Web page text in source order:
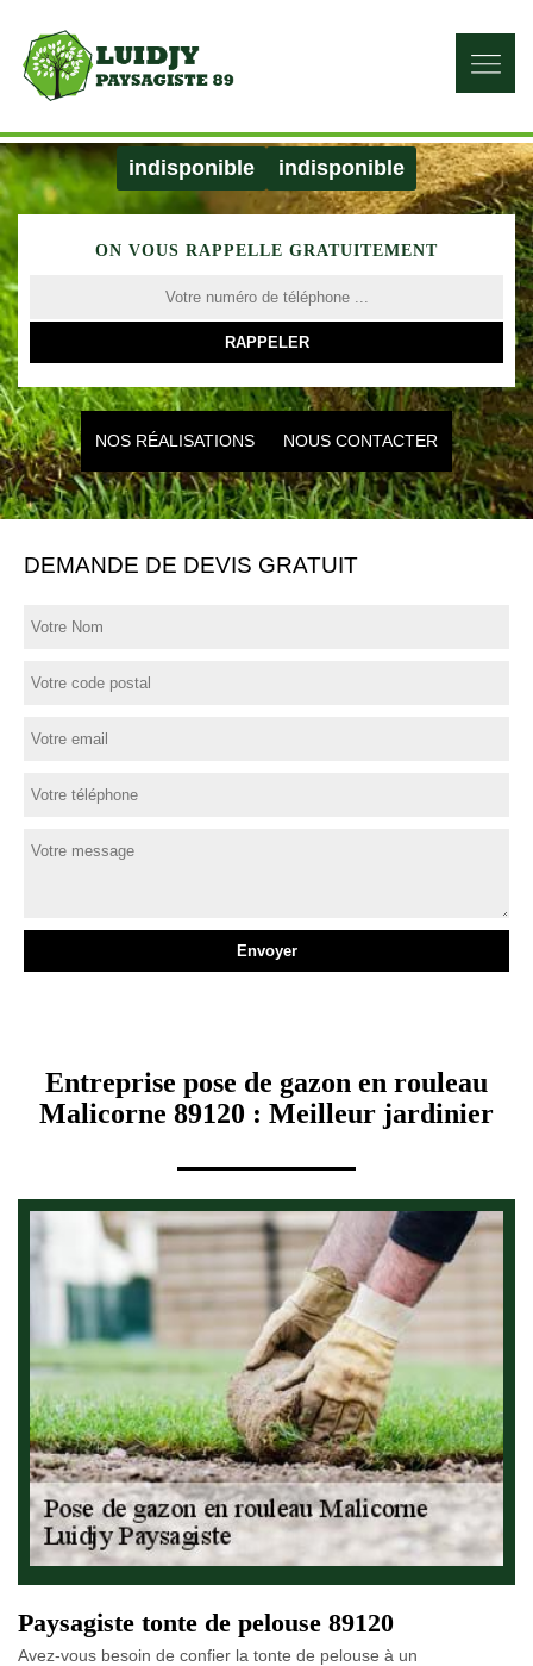
indisponible indisponible
ON VOUS RAPPELLE GRATUITEMENT
NOS RÉALISATIONS NOUS CONTACTER
DEMANDE DE DEVIS GRATUIT
Entreprise pose de gazon en rouleau
Malicorne 89120 : Meilleur jardinier
Paysagiste tonte de pelouse 89120
Avez-vous besoin de confier la tonte de pelouse à un